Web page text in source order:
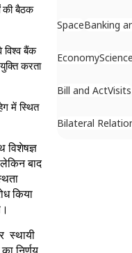
की बैठक
विश्व बैंक
करता
में स्थित
विशेषज्ञ
बाद
किया
स्थायी
SpaceBanking
Economy
Bill and ActVisits
Bilateral